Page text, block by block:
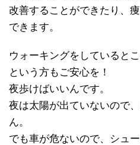
改善することができたり、
できます。
ウォーキングをしていると
という方もご安心を！
夜歩けばいいんです。
夜は太陽が出ていないので
ん。
でも車が危ないので、シュ